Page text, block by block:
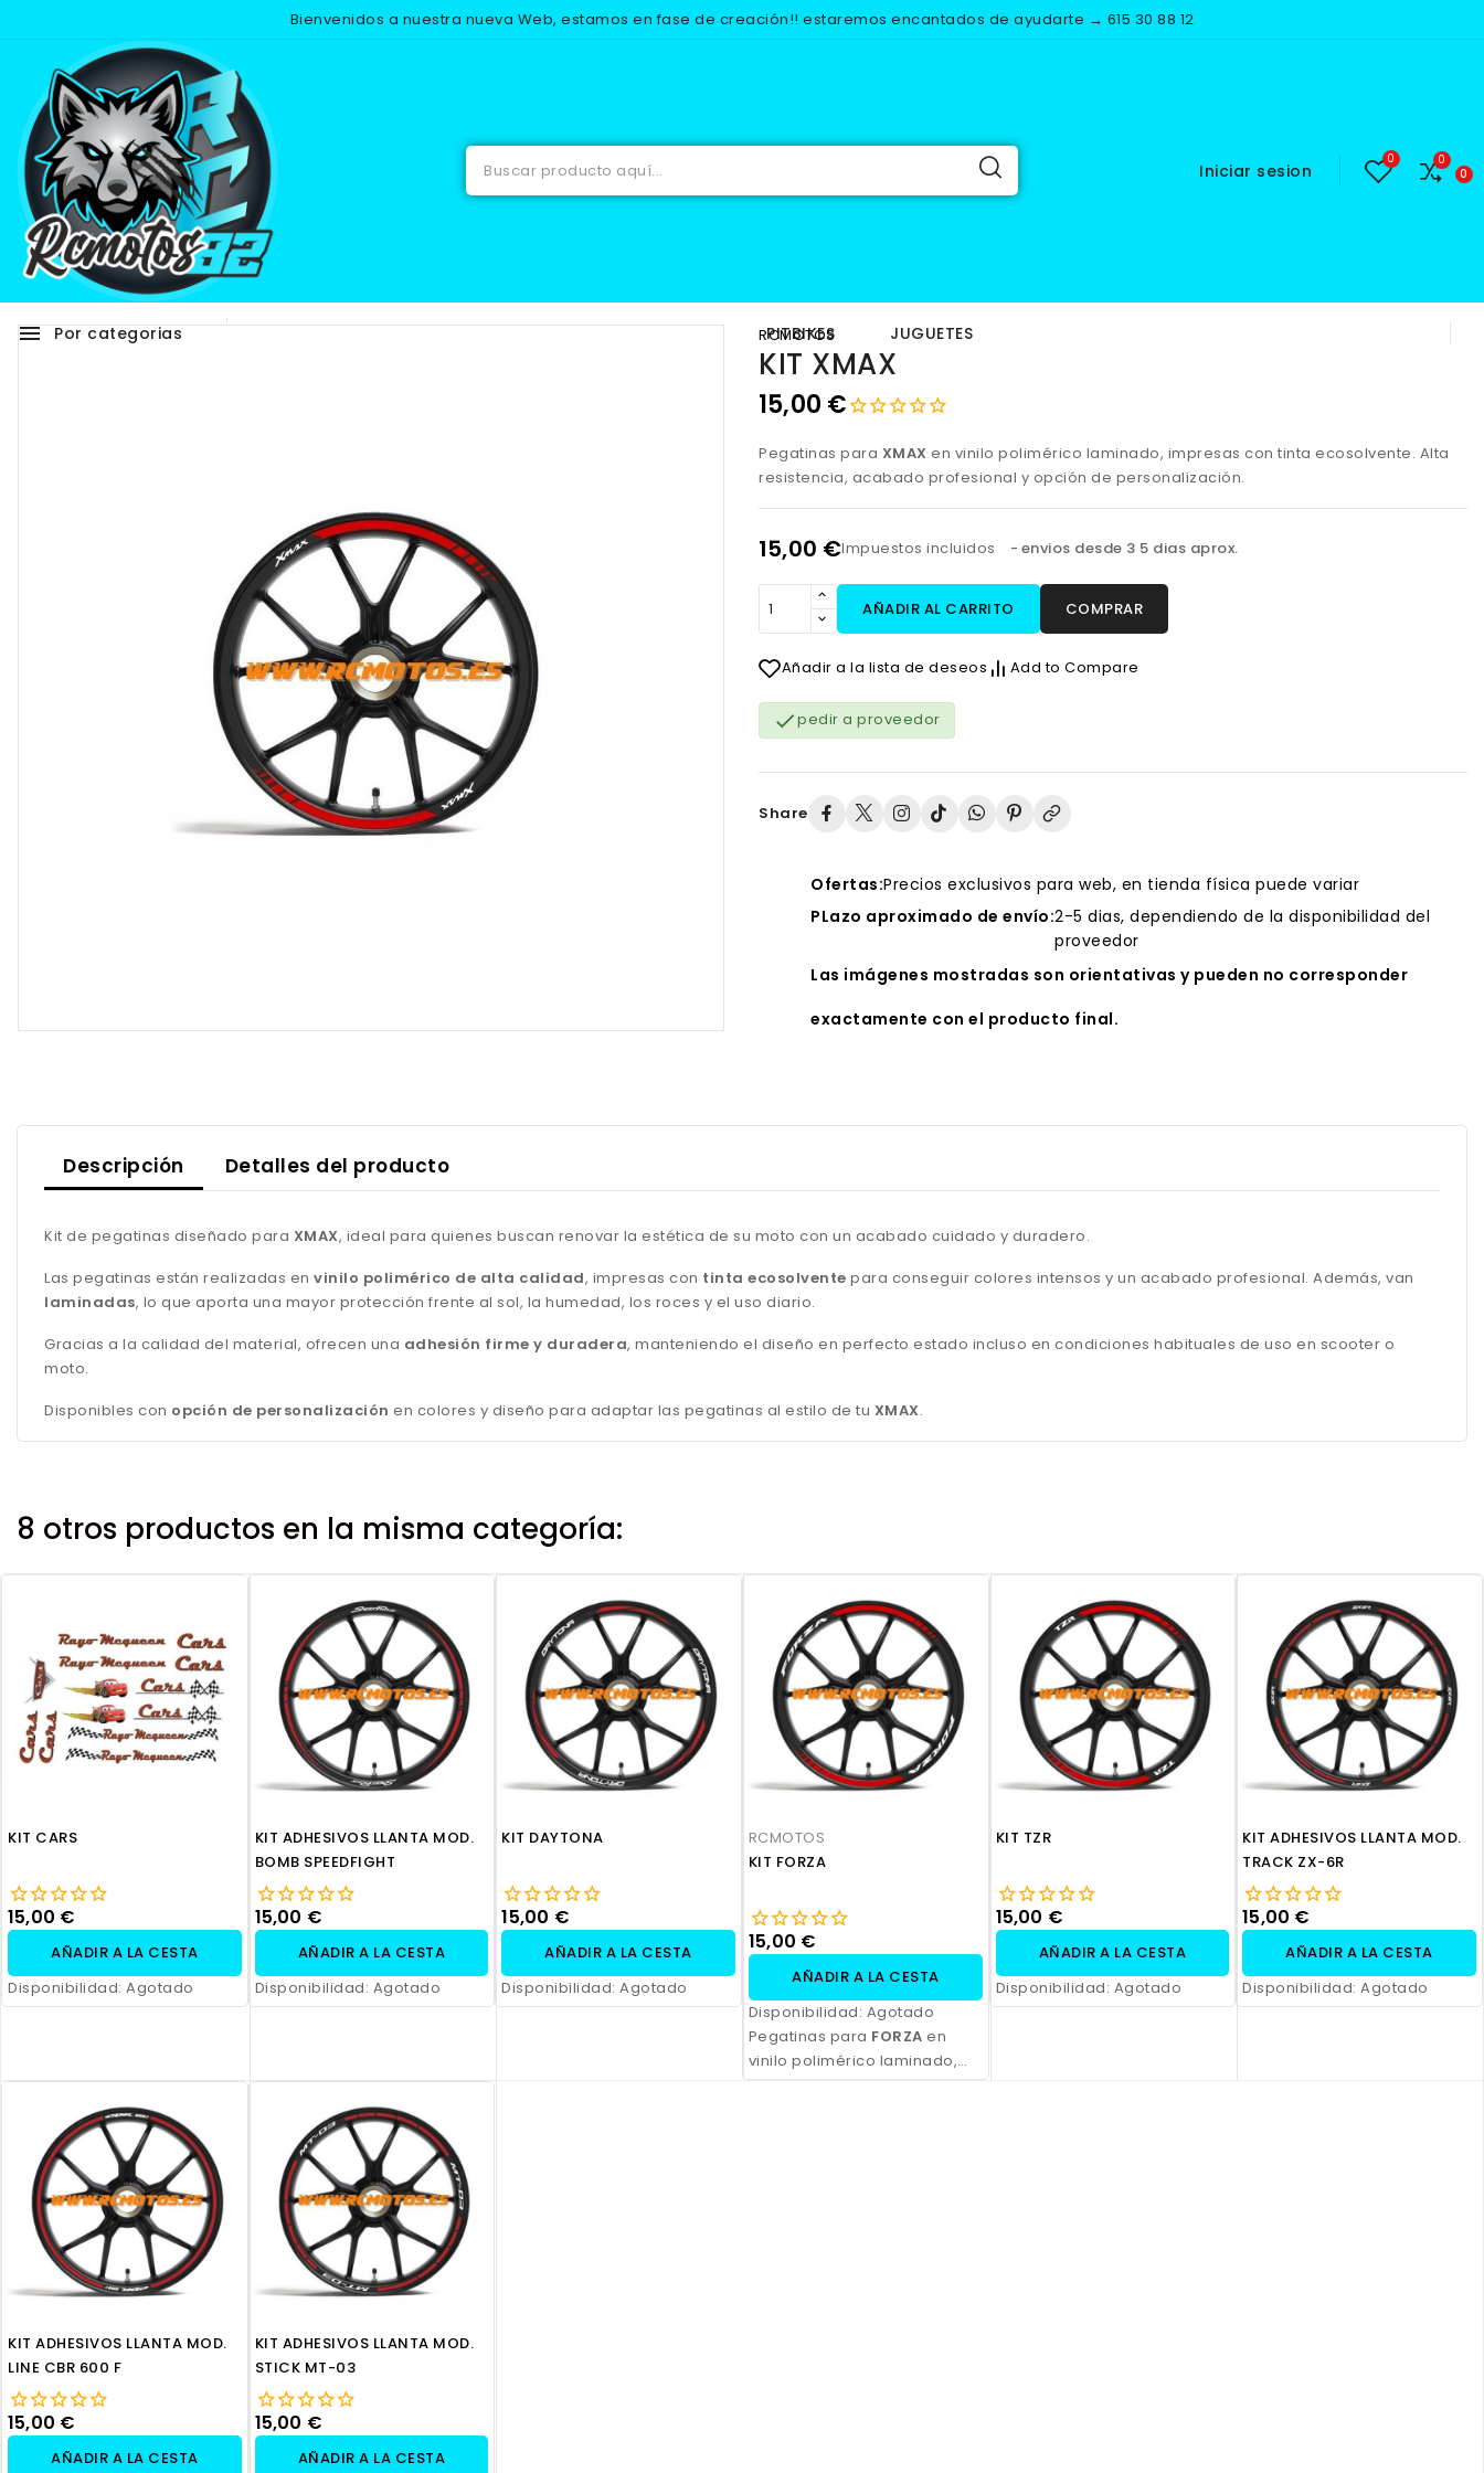
Bienvenidos a nuestra nueva Web, estamos en fase de creación!! estaremos encantados de ayudarte → 615 30 88 12
Iniciar sesion
menu Por categorias Adhesivos RECAMBIOS EQUIPACION PITBIKES JUGUETES
NUEVO RCMOTOS
KIT XMAX
15,00 €
Pegatinas para XMAX en vinilo polimérico laminado, impresas con tinta ecosolvente. Alta
resistencia, acabado profesional y opción de personalización.
15,00 €Impuestos incluidos envios desde 3 5 dias aprox.
AÑADIR AL CARRITO COMPRAR
Añadir a la lista de deseos Add to Compare
pedir a proveedor
Share
Ofertas:Precios exclusivos para web, en tienda física puede variar
PLazo aproximado de envío:2-5 dias, dependiendo de la disponibilidad del
proveedor
Las imágenes mostradas son orientativas y pueden no corresponder
exactamente con el producto final.
Descripción Detalles del producto
Kit de pegatinas diseñado para XMAX, ideal para quienes buscan renovar la estética de su moto con un acabado cuidado y duradero.
Las pegatinas están realizadas en vinilo polimérico de alta calidad, impresas con tinta ecosolvente para conseguir colores intensos y un acabado profesional. Además, van
laminadas, lo que aporta una mayor protección frente al sol, la humedad, los roces y el uso diario.
Gracias a la calidad del material, ofrecen una adhesión firme y duradera, manteniendo el diseño en perfecto estado incluso en condiciones habituales de uso en scooter o
moto.
Disponibles con opción de personalización en colores y diseño para adaptar las pegatinas al estilo de tu XMAX.
8 otros productos en la misma categoría:
KIT CARS
15,00 €
AÑADIR A LA CESTA
Disponibilidad: Agotado
KIT ADHESIVOS LLANTA MOD.
BOMB SPEEDFIGHT
15,00 €
AÑADIR A LA CESTA
Disponibilidad: Agotado
KIT DAYTONA
15,00 €
AÑADIR A LA CESTA
Disponibilidad:Agotado
RCMOTOS
KIT FORZA
15,00 €
AÑADIR A LA CESTA
Disponibilidad: Agotado
Pegatinas para FORZA en
vinilo polimérico laminado,
impresas con tinta
KIT TZR
15,00 €
AÑADIR A LA CESTA
Disponibilidad: Agotado
KIT ADHESIVOS LLANTA MOD.
TRACK ZX-6R
15,00 €
AÑADIR A LA CESTA
Disponibilidad:Agotado
KIT ADHESIVOS LLANTA MOD.
LINE CBR 600 F
15,00 €
AÑADIR A LA CESTA
KIT ADHESIVOS LLANTA MOD.
STICK MT-03
15,00 €
AÑADIR A LA CESTA